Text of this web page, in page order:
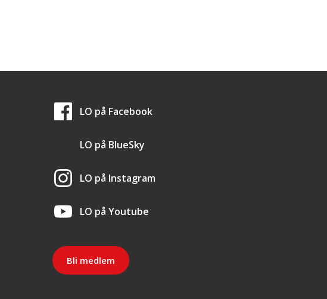
LO i sosiale medier
LO på Facebook
LO på BlueSky
LO på Instagram
LO på Youtube
Bli medlem